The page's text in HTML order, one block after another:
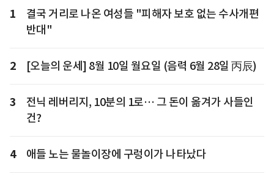
1
결국 거리로 나온 여성들 "피해자 보호 없는 수사개편
반대"
2 [오늘의 운세] 8월 10일 월요일 (음력 6월 28일 丙辰)
3
전닉 레버리지, 10분의 1로… 그 돈이 옮겨가 사들인
건?
4 애들 노는 물놀이장에 구렁이가 나타났다